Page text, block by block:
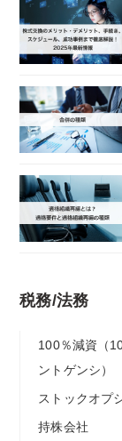
税務/法務
100％減資（
ントゲンシ）
ストックオプ
持株会社